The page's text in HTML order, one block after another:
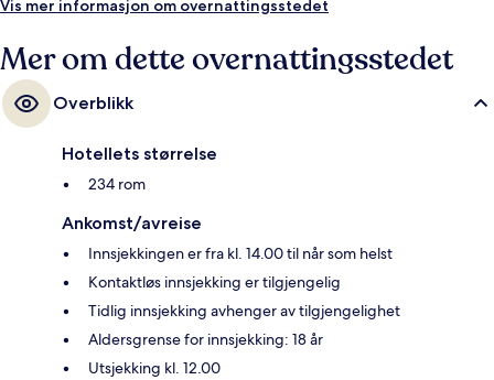
Vis mer informasjon om overnattingsstedet
Mer om dette overnattingsstedet
Overblikk
Hotellets størrelse
234 rom
Ankomst/avreise
Innsjekkingen er fra kl. 14.00 til når som helst
Kontaktløs innsjekking er tilgjengelig
Tidlig innsjekking avhenger av tilgjengelighet
Aldersgrense for innsjekking: 18 år
Utsjekking kl. 12.00